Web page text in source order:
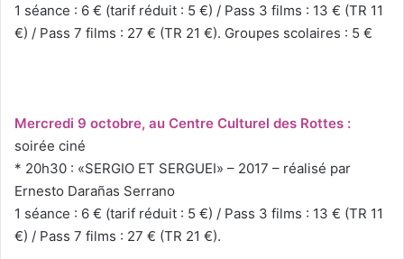
1 séance : 6 € (tarif réduit : 5 €) / Pass 3 films : 13 € (TR 11
€) / Pass 7 films : 27 € (TR 21 €). Groupes scolaires : 5 €
Mercredi 9 octobre, au Centre Culturel des Rottes :
soirée ciné
* 20h30 : «SERGIO ET SERGUEI» – 2017 – réalisé par
Ernesto Darañas Serrano
1 séance : 6 € (tarif réduit : 5 €) / Pass 3 films : 13 € (TR 11
€) / Pass 7 films : 27 € (TR 21 €).